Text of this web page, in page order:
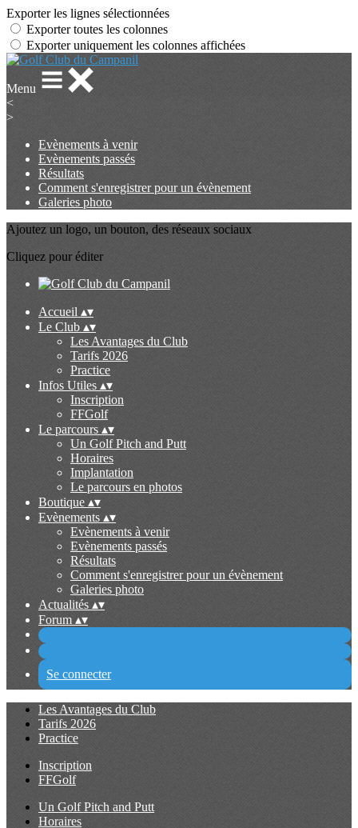
Exporter les lignes sélectionnées
Exporter toutes les colonnes
Exporter uniquement les colonnes affichées
Menu
<
>
Evènements à venir
Evènements passés
Résultats
Comment s'enregistrer pour un évènement
Galeries photo
Ajoutez un logo, un bouton, des réseaux sociaux
Cliquez pour éditer
Accueil ▴▾
Le Club ▴▾
Les Avantages du Club
Tarifs 2026
Practice
Infos Utiles ▴▾
Inscription
FFGolf
Le parcours ▴▾
Un Golf Pitch and Putt
Horaires
Implantation
Le parcours en photos
Boutique ▴▾
Evènements ▴▾
Evènements à venir
Evènements passés
Résultats
Comment s'enregistrer pour un évènement
Galeries photo
Actualités ▴▾
Forum ▴▾
Se connecter
Les Avantages du Club
Tarifs 2026
Practice
Inscription
FFGolf
Un Golf Pitch and Putt
Horaires